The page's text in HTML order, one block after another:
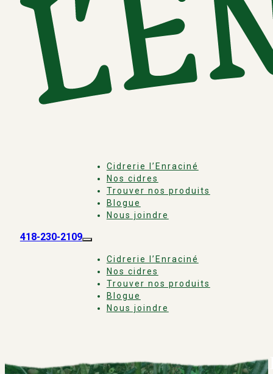
Cidrerie l’Enraciné
Nos cidres
Trouver nos produits
Blogue
Nous joindre
Cidrerie l’Enraciné
Nos cidres
Trouver nos produits
Blogue
Nous joindre
418-230-2109
POLITIQUE DE